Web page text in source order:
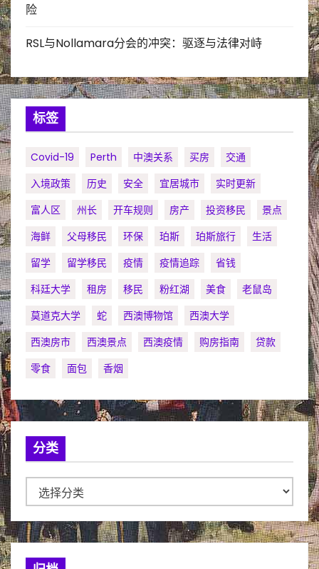
险
RSL与Nollamara分会的冲突：驱逐与法律对峙
标签
Covid-19 Perth 中澳关系 买房
交通
入境政策
历史 安全 宜居城市
实时更新
富人区
州长 开车规则 房产 投资移民
景点
海鲜
父母移民 环保 珀斯 珀斯旅行
生活
留学
留学移民 疫情 疫情追踪
省钱
科廷大学
租房 移民 粉红湖 美食
老鼠岛
莫道克大学
蛇 西澳博物馆
西澳大学
西澳房市
西澳景点 西澳疫情 购房指南
贷款
零食
面包 香烟
分类
类